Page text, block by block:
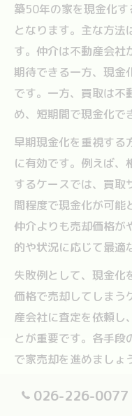
築50年の家を現金化
となります。主な方法
す。仲介は不動産会社
期待できる一方、現金
です。一方、買取は不
め、短期間で現金化で
早期現金化を重視する
に有効です。例えば、
するケースでは、買取
間程度で現金化が可能
仲介よりも売却価格が
的や状況に応じて最適
失敗例として、現金化
価格で売却してしまう
産会社に査定を依頼し
とが重要です。各手段
で家売却を進めましょ
長野県家売却で活用
026-226-0077